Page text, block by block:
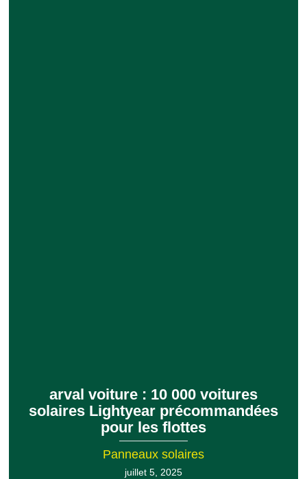
arval voiture : 10 000 voitures
solaires Lightyear précommandées
pour les flottes
Panneaux solaires
juillet 5, 2025